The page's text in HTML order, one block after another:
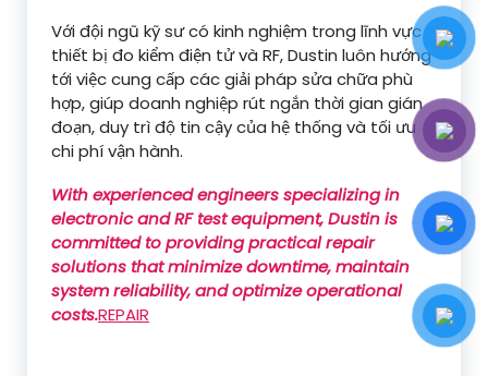
Với đội ngũ kỹ sư có kinh nghiệm trong lĩnh vực
thiết bị đo kiểm điện tử và RF, Dustin luôn hướng
tới việc cung cấp các giải pháp sửa chữa phù
hợp, giúp doanh nghiệp rút ngắn thời gian gián
đoạn, duy trì độ tin cậy của hệ thống và tối ưu
chi phí vận hành.
With experienced engineers specializing in
electronic and RF test equipment, Dustin is
committed to providing practical repair
solutions that minimize downtime, maintain
system reliability, and optimize operational
costs.REPAIR